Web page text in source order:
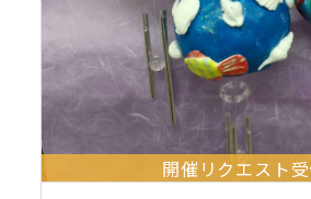
開催リクエスト